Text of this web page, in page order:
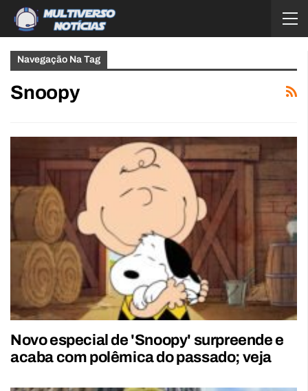
Navegação Na Tag
Snoopy
Novo especial de 'Snoopy' surpreende e
acaba com polêmica do passado; veja